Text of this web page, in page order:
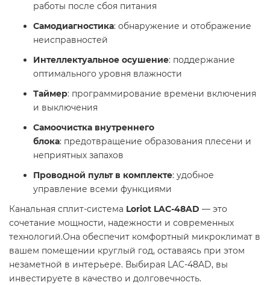
работы после сбоя питания
Самодиагностика: обнаружение и отображение
неисправностей
Интеллектуальное осушение: поддержание
оптимального уровня влажности
Таймер: программирование времени включения
и выключения
Самоочистка внутреннего
блока: предотвращение образования плесени и
неприятных запахов
Проводной пульт в комплекте: удобное
управление всеми функциями
Канальная сплит-система Loriot LAC-48AD — это
сочетание мощности, надежности и современных
технологий.Она обеспечит комфортный микроклимат в
вашем помещении круглый год, оставаясь при этом
незаметной в интерьере. Выбирая LAC-48AD, вы
инвестируете в качество и долговечность.